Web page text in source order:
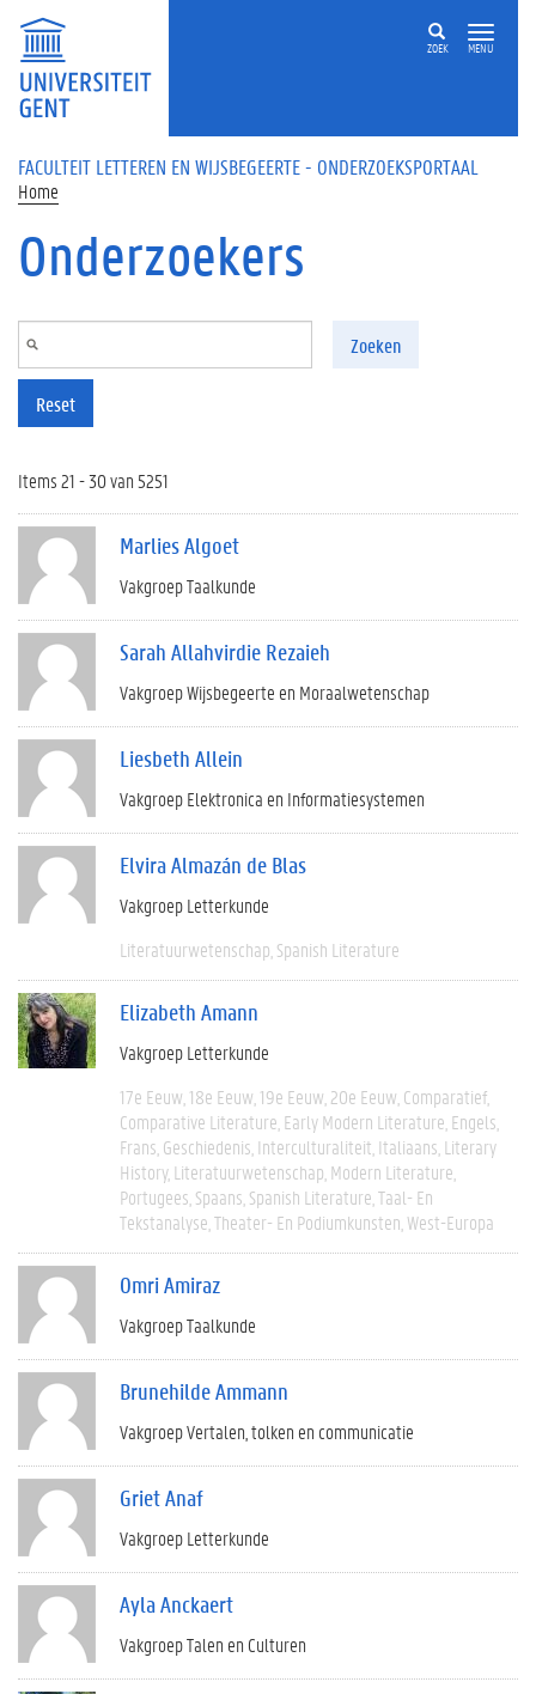
Overslaan en naar de inhoud gaan
ZOEK MENU
FACULTEIT LETTEREN EN WIJSBEGEERTE - ONDERZOEKSPORTAAL
Home
Onderzoekers
Zoeken
Reset
Items 21 - 30 van 5251
Marlies Algoet
Vakgroep Taalkunde
Sarah Allahvirdie Rezaieh
Vakgroep Wijsbegeerte en Moraalwetenschap
Liesbeth Allein
Vakgroep Elektronica en Informatiesystemen
Elvira Almazán de Blas
Vakgroep Letterkunde
Literatuurwetenschap Spanish Literature
Elizabeth Amann
Vakgroep Letterkunde
17e Eeuw 18e Eeuw 19e Eeuw 20e Eeuw Comparatief
Comparative Literature Early Modern Literature Engels
Frans Geschiedenis Interculturaliteit Italiaans Literary
History Literatuurwetenschap Modern Literature
Portugees Spaans Spanish Literature Taal- En
Tekstanalyse Theater- En Podiumkunsten West-Europa
Omri Amiraz
Vakgroep Taalkunde
Brunehilde Ammann
Vakgroep Vertalen, tolken en communicatie
Griet Anaf
Vakgroep Letterkunde
Ayla Anckaert
Vakgroep Talen en Culturen